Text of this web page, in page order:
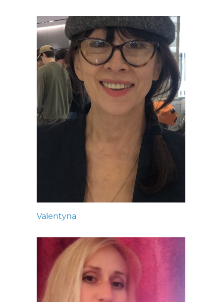
Valentyna